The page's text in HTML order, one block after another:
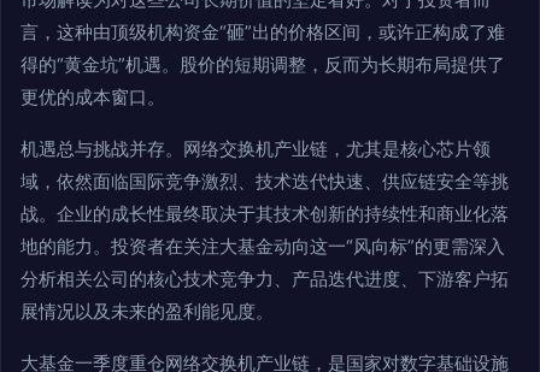
言，这种由顶级机构资金“砸”出的价格区间，或许正构成了难
得的“黄金坑”机遇。股价的短期调整，反而为长期布局提供了
更优的成本窗口。
机遇总与挑战并存。网络交换机产业链，尤其是核心芯片领
域，依然面临国际竞争激烈、技术迭代快速、供应链安全等挑
战。企业的成长性最终取决于其技术创新的持续性和商业化落
地的能力。投资者在关注大基金动向这一“风向标”的更需深入
分析相关公司的核心技术竞争力、产品迭代进度、下游客户拓
展情况以及未来的盈利能见度。
大基金一季度重仓网络交换机产业链，是国家对数字基础设施